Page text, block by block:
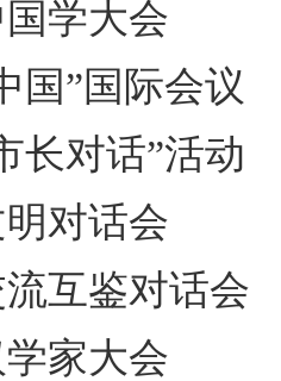
学大会
国”国际会议
长对话”活动
对话会
互鉴对话会
家大会